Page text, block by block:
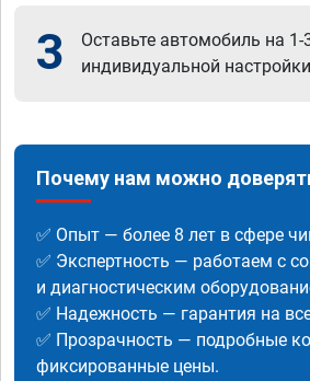
3
Оставьте автомобиль на 1-
индивидуальной
Почему нам можно
✅ Опыт — более 8 лет в сфере
✅ Экспертность — работаем с
и диагностическим
✅ Надежность — гарантия на
✅ Прозрачность — подробные
фиксированные цены.